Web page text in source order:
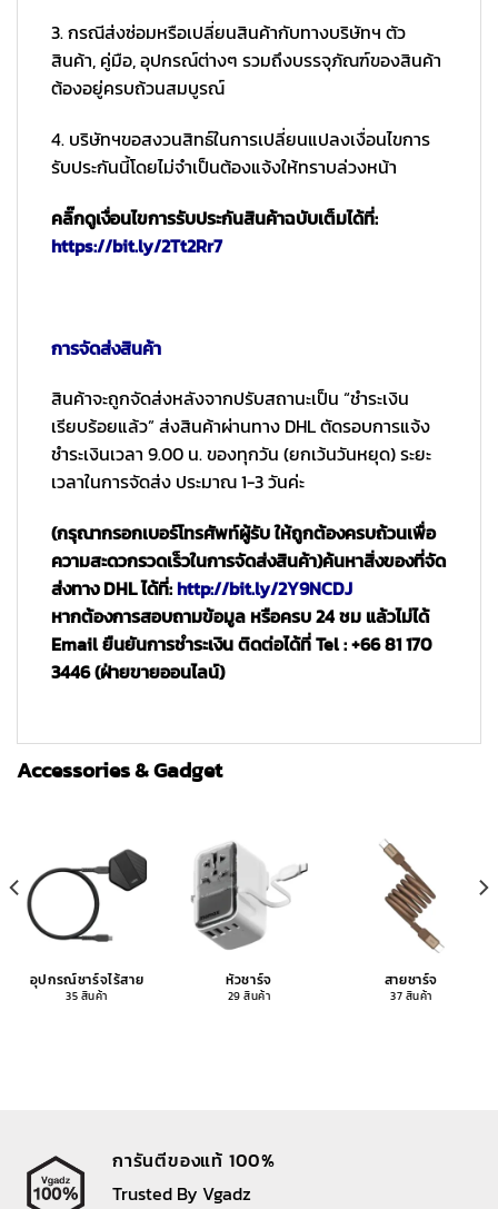
3. กรณีส่งซ่อมหรือเปลี่ยนสินค้ากับทางบริษัทฯ ตัว
สินค้า, คู่มือ, อุปกรณ์ต่างๆ รวมถึงบรรจุภัณฑ์ของสินค้า
ต้องอยู่ครบถ้วนสมบูรณ์
4. บริษัทฯขอสงวนสิทธ์ในการเปลี่ยนแปลงเงื่อนไขการ
รับประกันนี้โดยไม่จำเป็นต้องแจ้งให้ทราบล่วงหน้า
คลิ๊กดูเงื่อนไขการรับประกันสินค้าฉบับเต็มได้ที่:
https://bit.ly/2Tt2Rr7
การจัดส่งสินค้า
สินค้าจะถูกจัดส่งหลังจากปรับสถานะเป็น “ชำระเงิน
เรียบร้อยแล้ว” ส่งสินค้าผ่านทาง DHL ตัดรอบการแจ้ง
ชำระเงินเวลา 9.00 น. ของทุกวัน (ยกเว้นวันหยุด) ระยะ
เวลาในการจัดส่ง ประมาณ 1-3 วันค่ะ
(กรุณากรอกเบอร์โทรศัพท์ผู้รับ ให้ถูกต้องครบถ้วนเพื่อ
ความสะดวกรวดเร็วในการจัดส่งสินค้า)ค้นหาสิ่งของที่จัด
ส่งทาง DHL ได้ที่:http://bit.ly/2Y9NCDJ
หากต้องการสอบถามข้อมูล หรือครบ 24 ชม แล้วไม่ได้
Email ยืนยันการชำระเงิน ติดต่อได้ที่ Tel : +66 81 170
3446 (ฝ่ายขายออนไลน์)
Accessories & Gadget
อุปกรณ์ชาร์จไร้สาย
35 สินค้า
หัวชาร์จ
29 สินค้า
สายชาร์จ
37 สินค้า
การันตีของแท้ 100%
Trusted By Vgadz